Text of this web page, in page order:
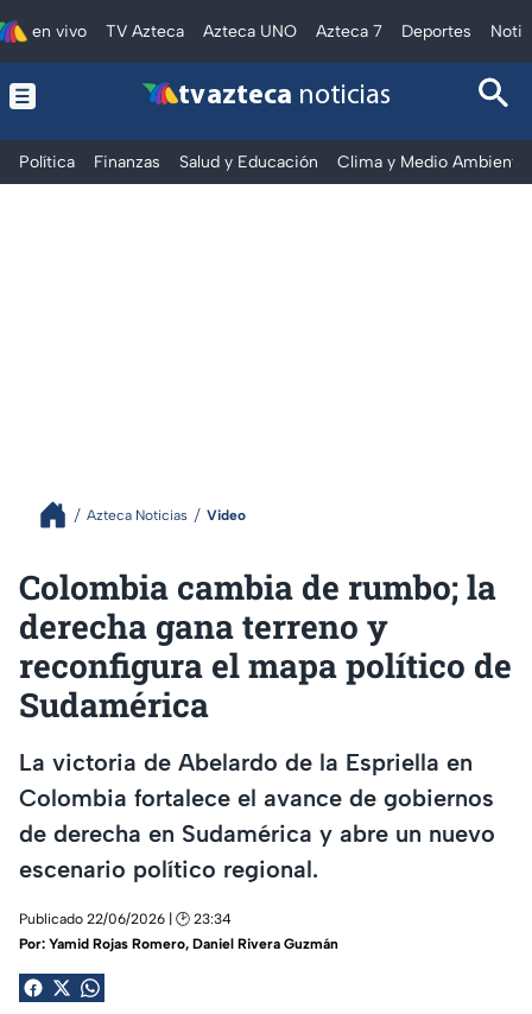
en vivo TV Azteca Azteca UNO Azteca 7 Deportes
tv azteca noticias
Política Finanzas Salud y Educación Clima y Medio Ambiente
Azteca Noticias Video
Colombia cambia de rumbo; la
derecha gana terreno y
reconfigura el mapa político de
Sudamérica
La victoria de Abelardo de la Espriella en
Colombia fortalece el avance de gobiernos
de derecha en Sudamérica y abre un nuevo
escenario político regional.
Publicado 22/06/2026 | 🕑 23:34
Por: Yamid Rojas Romero, Daniel Rivera Guzmán